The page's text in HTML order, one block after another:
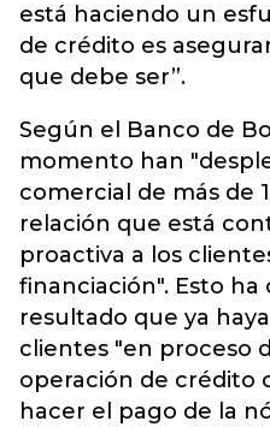
está haciendo un
de crédito es
que debe ser”.
Según el Banco de
momento han
comercial de más de
relación que está
proactiva a los
financiación". Esto
resultado que ya
clientes "en proceso
operación de crédito
hacer el pago de la